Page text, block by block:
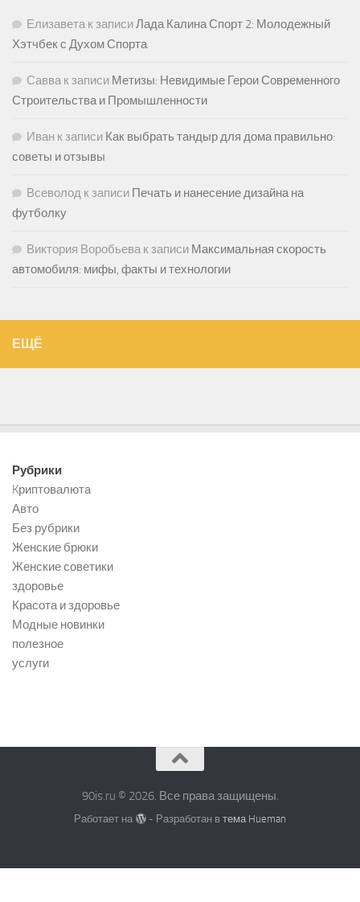
Елизаветак записиЛада Калина Спорт 2: Молодежный
Хэтчбек с Духом Спорта
Саввак записи Метизы: Невидимые Герои Современного
Строительства и Промышленности
Иван к записи Как выбрать тандыр для дома правильно:
советы и отзывы
Всеволод к записи Печать и нанесение дизайна на
футболку
Виктория Воробьевак записи Максимальная скорость
автомобиля: мифы, факты и технологии
ЕЩЁ
Рубрики
Kриптовалюта
Авто
Без рубрики
Женские брюки
Женские советики
здоровье
Красота и здоровье
Модные новинки
полезное
услуги
90is.ru © 2026. Все права защищены.
Работает на - Разработан в тема Hueman